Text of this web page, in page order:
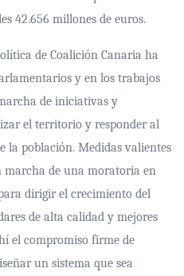
42.656 millones de euros.
de Coalición Canaria ha
y en los trabajos
de iniciativas y
el territorio y responder al
la población. Medidas valientes
marcha de una moratoria en
dirigir el crecimiento del
de alta calidad y mejores
el compromiso firme de
un sistema que sea